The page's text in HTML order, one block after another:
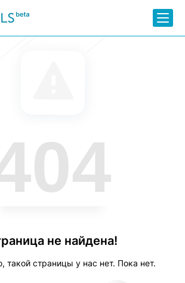
не найдена!
такой страницы у нас нет. Пока нет.